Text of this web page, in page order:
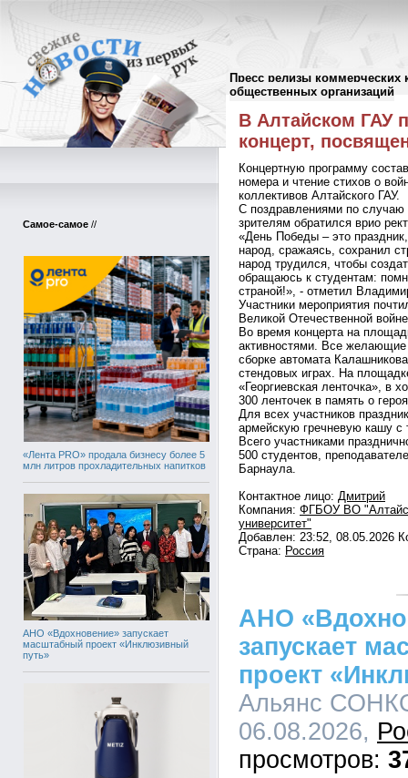
Пресс релизы коммерческих
общественных организаций
Самое-самое //
«Лента PRO» продала бизнесу более 5
млн литров прохладительных напитков
АНО «Вдохновение» запускает
масштабный проект «Инклюзивный
путь»
Пресс-релизы//
В Алтайском ГАУ
концерт,
Концертную программу
номера и чтение стихов о
коллективов Алтайского ГАУ.
С поздравлениями по случаю
зрителям обратился врио
«День Победы – это
народ, сражаясь, сохранил
народ трудился, чтобы
обращаюсь к студентам:
страной!», - отметил
Участники мероприятия
Великой Отечественной
Во время концерта на
активностями. Все желающие
сборке автомата
стендовых играх. На
«Георгиевская ленточка», в
300 ленточек в память о
Для всех участников
армейскую гречневую кашу с
Всего участниками
500 студентов,
Барнаула.
Контактное лицо: Дмитрий
Компания: ФГБОУ ВО
университет"
Добавлен: 23:52, 08.05.2026
Страна: Россия
АНО
запускает
проект
Альянс
06.08.2026,